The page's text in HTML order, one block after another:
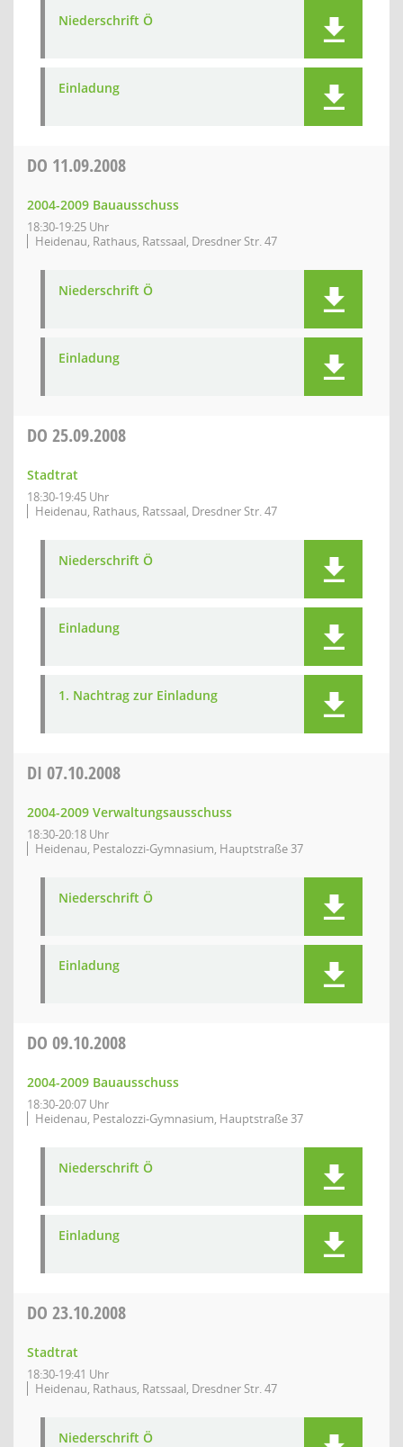
Niederschrift Ö
Einladung
DO 11.09.2008
2004-2009 Bauausschuss
18:30-19:25 Uhr
Heidenau, Rathaus, Ratssaal, Dresdner Str. 47
Niederschrift Ö
Einladung
DO 25.09.2008
Stadtrat
18:30-19:45 Uhr
Heidenau, Rathaus, Ratssaal, Dresdner Str. 47
Niederschrift Ö
Einladung
1. Nachtrag zur Einladung
DI 07.10.2008
2004-2009 Verwaltungsausschuss
18:30-20:18 Uhr
Heidenau, Pestalozzi-Gymnasium, Hauptstraße 37
Niederschrift Ö
Einladung
DO 09.10.2008
2004-2009 Bauausschuss
18:30-20:07 Uhr
Heidenau, Pestalozzi-Gymnasium, Hauptstraße 37
Niederschrift Ö
Einladung
DO 23.10.2008
Stadtrat
18:30-19:41 Uhr
Heidenau, Rathaus, Ratssaal, Dresdner Str. 47
Niederschrift Ö